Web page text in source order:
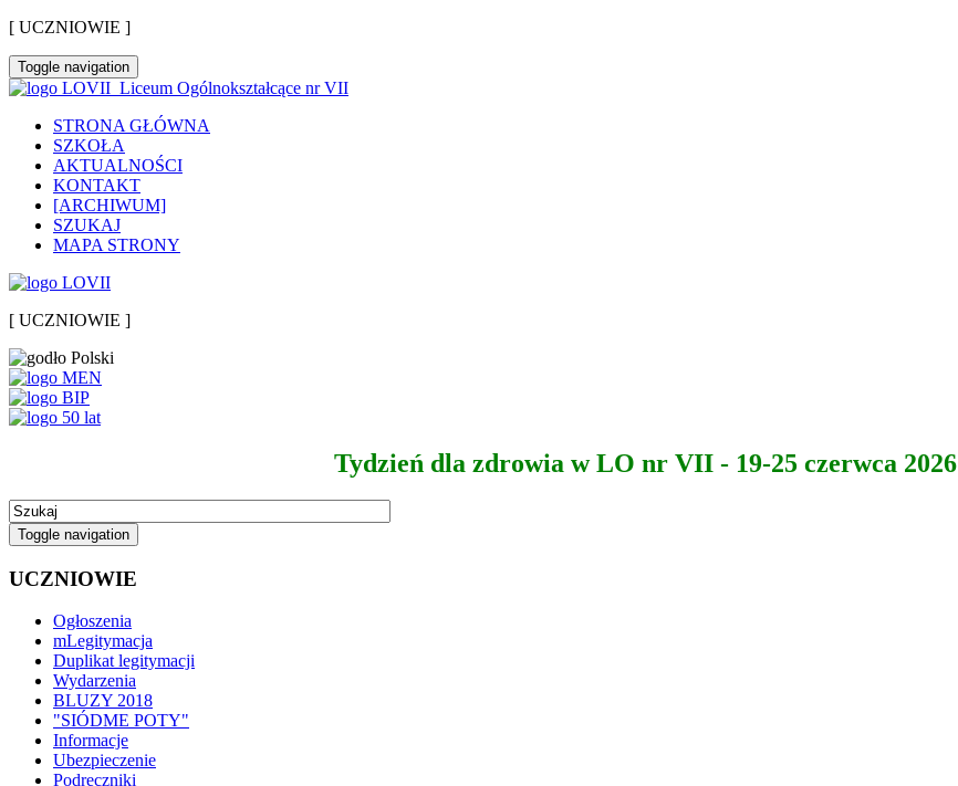
[ UCZNIOWIE ]
Toggle navigation
Liceum Ogólnokształcące nr VII
STRONA GŁÓWNA
SZKOŁA
AKTUALNOŚCI
KONTAKT
[ARCHIWUM]
SZUKAJ
MAPA STRONY
[ UCZNIOWIE ]
Tydzień dla zdrowia w LO nr VII - 19-25 czerwca 2026
Toggle navigation
UCZNIOWIE
Ogłoszenia
mLegitymacja
Duplikat legitymacji
Wydarzenia
BLUZY 2018
"SIÓDME POTY"
Informacje
Ubezpieczenie
Podręczniki